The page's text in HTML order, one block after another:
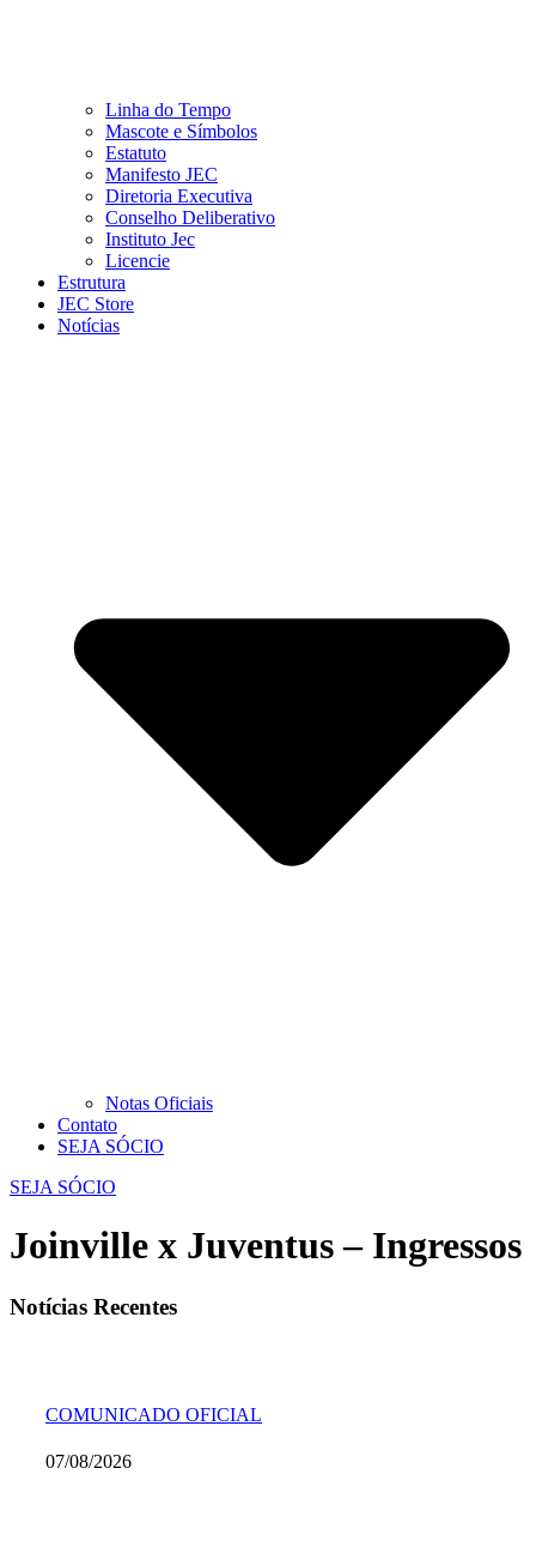
Linha do Tempo
Mascote e Símbolos
Estatuto
Manifesto JEC
Diretoria Executiva
Conselho Deliberativo
Instituto Jec
Licencie
Estrutura
JEC Store
Notícias
Notas Oficiais
Contato
SEJA SÓCIO
SEJA SÓCIO
Joinville x Juventus – Ingressos
Notícias Recentes
COMUNICADO OFICIAL
07/08/2026